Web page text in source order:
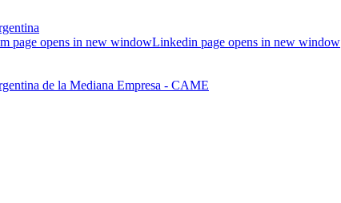
page opens in new windowLinkedin page opens in new window